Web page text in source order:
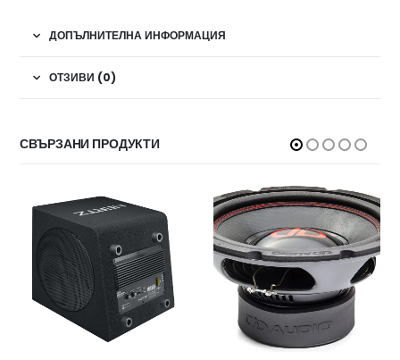
ДОПЪЛНИТЕЛНА ИНФОРМАЦИЯ
ОТЗИВИ (0)
СВЪРЗАНИ ПРОДУКТИ